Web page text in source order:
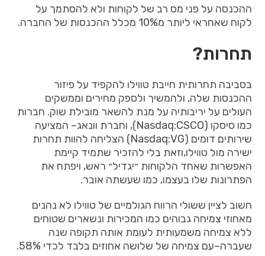
ההכנסה על פני מס רב של לקוחות ולא להסתמך על
לקוח שאחראי ליותר מ10% מכלל ההכנסות של החברה.
תחרות?
בסביבה תחרותית חייבת טווילו להקפיד על פיזור
ההכנסות שלה, ולהמשיך ולספק מחירים וממשקים
העולים על יריבותיה על מנת להשאר מובילת שוק. חברות
כמו סיסקו (Nasdaq:CSCO), וחברת וונאג– המציעה
שירותים דומים (Nasdaq:VG) הצליחה להוות תחרות
ישירה מול טווילו,וזאת בלי להזכיר שתמיד קיימת
האפשרות שאחד הלקוחות ״יגדיל״ ראש, ויפתח את
הפתרונות שלו בעצמו, כמו שעשתה אובר.
חשוב לציין ששולי הרווח הגולמיים של טווילו לא נהנים
מאחוזי צמיחה גבוהים כמו המכירות ונשארים שטוחים
ללא צמיחה משמעותית לעומת אותה תקופה שנה
שעברה–עם צמיחה של שלושה אחוזים בלבד לכדי